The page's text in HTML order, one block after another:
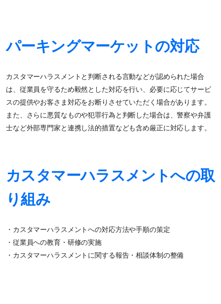
パーキングマーケットの対応
カスタマーハラスメントと判断される言動などが認められた場合
は、従業員を守るため毅然とした対応を行い、必要に応じてサービ
スの提供やお客さま対応をお断りさせていただく場合があります。
また、さらに悪質なものや犯罪行為と判断した場合は、警察や弁護
士など外部専門家と連携し法的措置なども含め厳正に対応します。
カスタマーハラスメントへの取
り組み
・カスタマーハラスメントへの対応方法や手順の策定
・従業員への教育・研修の実施
・カスタマーハラスメントに関する報告・相談体制の整備